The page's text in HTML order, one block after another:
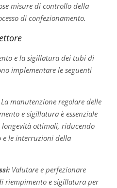
misure di controllo della
di confezionamento.
e la sigillatura dei tubi di
implementare le seguenti
manutenzione regolare delle
e sigillatura è essenziale
ottimali, riducendo
le interruzioni della
Valutare e perfezionare
riempimento e sigillatura per